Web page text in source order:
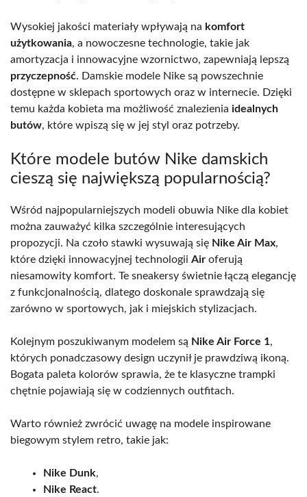
Wysokiej jakości materiały wpływają na komfort
użytkowania, a nowoczesne technologie, takie jak
amortyzacja i innowacyjne wzornictwo, zapewniają lepszą
przyczepność. Damskie modele Nike są powszechnie
dostępne w sklepach sportowych oraz w internecie. Dzięki
temu każda kobieta ma możliwość znalezienia idealnych
butów, które wpiszą się w jej styl oraz potrzeby.
Które modele butów Nike damskich
cieszą się największą popularnością?
Wśród najpopularniejszych modeli obuwia Nike dla kobiet
można zauważyć kilka szczególnie interesujących
propozycji. Na czoło stawki wysuwają się Nike Air Max,
które dzięki innowacyjnej technologii Air oferują
niesamowity komfort. Te sneakersy świetnie łączą elegancję
z funkcjonalnością, dlatego doskonale sprawdzają się
zarówno w sportowych, jak i miejskich stylizacjach.
Kolejnym poszukiwanym modelem są Nike Air Force 1,
których ponadczasowy design uczynił je prawdziwą ikoną.
Bogata paleta kolorów sprawia, że te klasyczne trampki
chętnie pojawiają się w codziennych outfitach.
Warto również zwrócić uwagę na modele inspirowane
biegowym stylem retro, takie jak:
Nike Dunk,
Nike React.